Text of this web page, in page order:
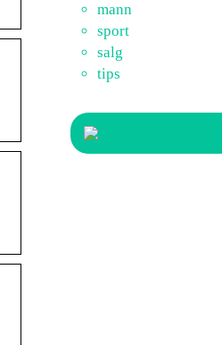
mann
sport
salg
tips